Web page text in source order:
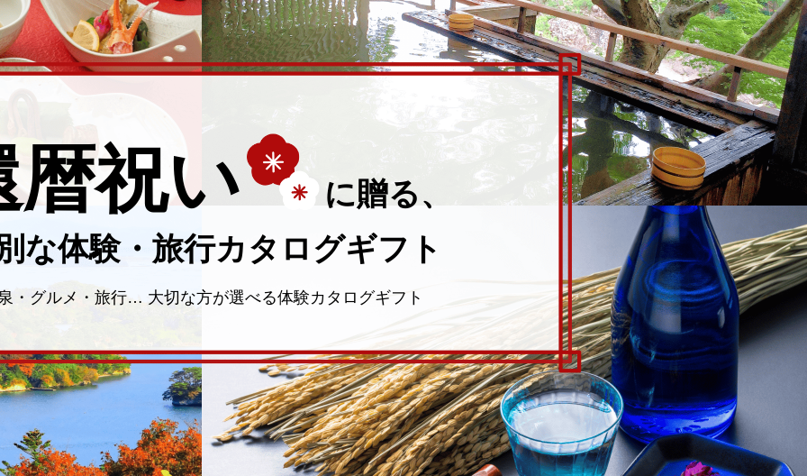
暦祝い
に贈る、
な体験・ 旅行カタログギフト
・グルメ・旅行… 大切な方が選べる体験カタログギフト